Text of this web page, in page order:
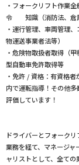
・フォークリフト作業
令 知識（消防法、倉
・運行管理、車両管理
物運送事業者法等）
・危険物取扱者取得（
型自動車免許取得等
・免許 / 資格：有資格
内で運転指導！その他
評価しています！
ドライバーとフォーク
業務を経て、マネージャ
ャリストとして、全て